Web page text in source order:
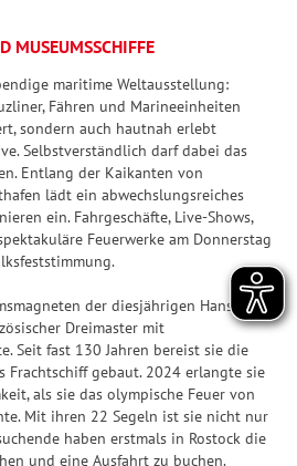
l
e
n
d
e
Z
a
h
l
e
n
T
r
e
ff
T
i
p
p
MUSEUMSSCHIFFE
maritime Weltausstellung:
Fähren und Marineeinheiten
sondern auch hautnah erlebt
Selbstverständlich darf dabei das
Entlang der Kaikanten von
lädt ein abwechslungsreiches
ein. Fahrgeschäfte, Live-Shows,
Feuerwerke am Donnerstag
der diesjährigen Hanse Sail
Dreimaster mit
Seit fast 130 Jahren bereist sie die
Frachtschiff gebaut. 2024 erlangte sie
als sie das olympische Feuer von
Mit ihren 22 Segeln ist sie nicht nur
haben erstmals in Rostock die
und eine Ausfahrt zu buchen.